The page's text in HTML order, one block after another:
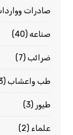
صادرات
صناعه(40)
ضرائب(7)
طب واعشاب(203)
طيور (3)
علماء (2)